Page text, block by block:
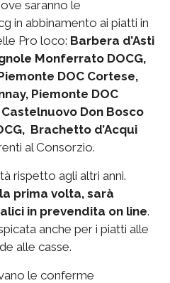
saranno le
in abbinamento ai piatti in
Pro loco: Barbera d’Asti
Monferrato DOCG,
DOC Cortese,
Piemonte DOC
Don Bosco
Brachetto d’Acqui
al Consorzio.
rispetto agli altri anni.
prima volta, sarà
in prevendita on line.
anche per i piatti alle
alle casse.
le conferme